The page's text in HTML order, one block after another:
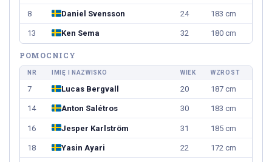
8 Daniel Svensson 24 183 cm
13 Ken Sema 32 180 cm
POMOCNICY
NR IMIĘ I NAZWISKO WIEK WZROST
7 Lucas Bergvall 20 187 cm
14 Anton Salétros 30 183 cm
16 Jesper Karlström 31 185 cm
18 Yasin Ayari 22 172 cm